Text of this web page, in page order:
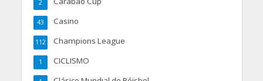
2
Casino
43
Champions League
112
CICLISMO
1